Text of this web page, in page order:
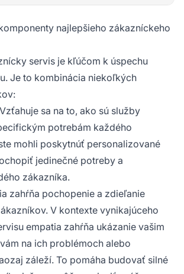
najlepšieho zákazníckeho
servis je kľúčom k úspechu
Je to kombinácia niekoľkých
Vzťahuje sa na to, ako sú služby
potrebám každého
mohli poskytnúť personalizované
jedinečné potreby a
zákazníka.
zahŕňa pochopenie a zdieľanie
V kontexte vynikajúceho
empatia zahŕňa ukázanie vašim
na ich problémoch alebo
záleží. To pomáha budovať silné